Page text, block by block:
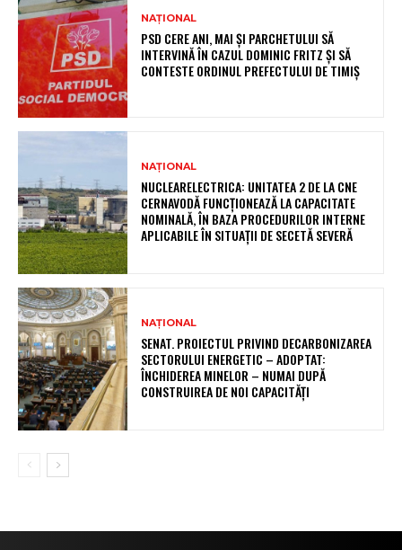
NAȚIONAL
PSD CERE ANI, MAI ȘI PARCHETULUI SĂ
INTERVINĂ ÎN CAZUL DOMINIC FRITZ ȘI SĂ
CONTESTE ORDINUL PREFECTULUI DE TIMIȘ
NAȚIONAL
NUCLEARELECTRICA: UNITATEA 2 DE LA CNE
CERNAVODĂ FUNCȚIONEAZĂ LA CAPACITATE
NOMINALĂ, ÎN BAZA PROCEDURILOR INTERNE
APLICABILE ÎN SITUAȚII DE SECETĂ SEVERĂ
NAȚIONAL
SENAT. PROIECTUL PRIVIND DECARBONIZAREA
SECTORULUI ENERGETIC – ADOPTAT:
ÎNCHIDEREA MINELOR – NUMAI DUPĂ
CONSTRUIREA DE NOI CAPACITĂȚI